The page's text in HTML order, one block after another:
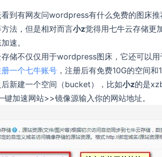
到有网友问wordpress有什么免费的图床
法，但是相对而言小z觉得用七牛云存储更
速。
储不仅仅用于wordpress图床，它还可以
一个七牛账号 ，注册后有免费10G的空间
后新建一个空间（bucket），比如小z的是
加速网站>>镜像源输入你的网站地址。